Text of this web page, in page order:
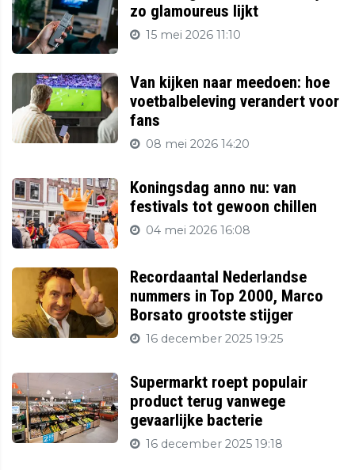
zo glamoureus lijkt
15 mei 2026 11:10
Van kijken naar meedoen: hoe
voetbalbeleving verandert voor
fans
08 mei 2026 14:20
Koningsdag anno nu: van
festivals tot gewoon chillen
04 mei 2026 16:08
Recordaantal Nederlandse
nummers in Top 2000, Marco
Borsato grootste stijger
16 december 2025 19:25
Supermarkt roept populair
product terug vanwege
gevaarlijke bacterie
16 december 2025 19:18